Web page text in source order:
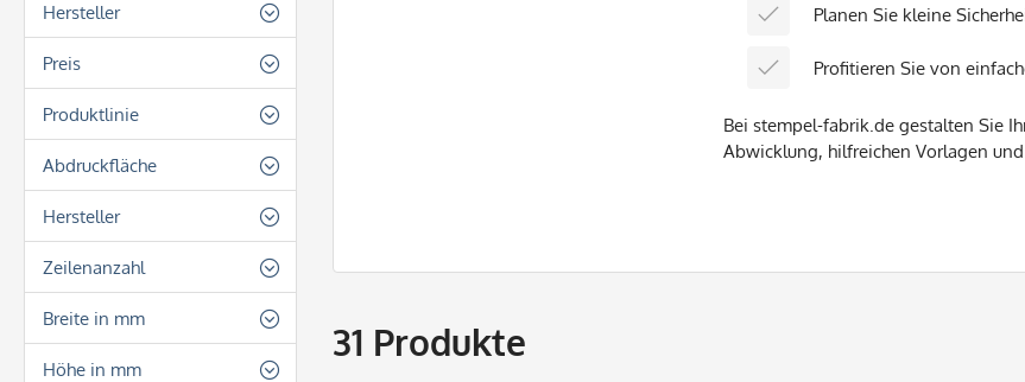
Hersteller
Colop
Preis
von21,10 €bis152,10 €
Produktlinie
Colop EOS
Colop Mouse Stamp
Abdruckfläche
Quadratisch
Rechteckig
Hersteller
Colop
Zeilenanzahl
2 Zeilen
3 Zeilen
Breite in mm
17
Höhe in mm
Planen Sie kleine
Profitieren Sie von
Bei stempel-fabrik.de gestalten Sie
Abwicklung, hilfreichen Vorlagen
31 Produkte